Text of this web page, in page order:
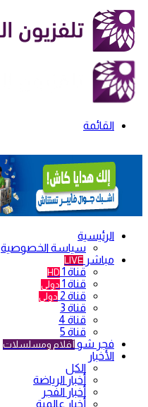
القائمة
الرئيسية
سياسة الخصوصية
مباشر LIVE
قناة 1 HD
قناة 1 دولي
قناة 2 دولي
قناة 3
قناة 4
قناة 5
فجر شو أفلام ومسلسلات
الأخبار
الكل
أخبار الرياضة
أخبار الفجر
أخبار عالمية